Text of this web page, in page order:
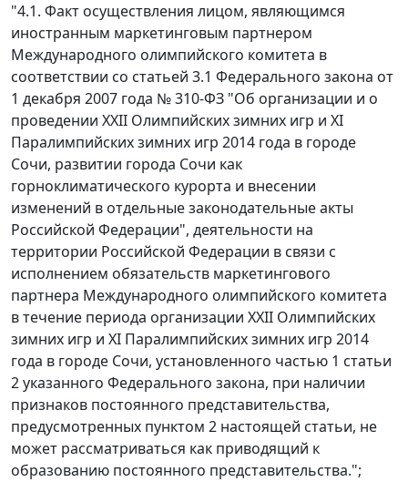
"4.1. Факт осуществления лицом, являющимся
иностранным маркетинговым партнером
Международного олимпийского комитета в
соответствии со статьей 3.1 Федерального закона от
1 декабря 2007 года № 310-ФЗ "Об организации и о
проведении XXII Олимпийских зимних игр и XI
Паралимпийских зимних игр 2014 года в городе
Сочи, развитии города Сочи как
горноклиматического курорта и внесении
изменений в отдельные законодательные акты
Российской Федерации", деятельности на
территории Российской Федерации в связи с
исполнением обязательств маркетингового
партнера Международного олимпийского комитета
в течение периода организации XXII Олимпийских
зимних игр и XI Паралимпийских зимних игр 2014
года в городе Сочи, установленного частью 1 статьи
2 указанного Федерального закона, при наличии
признаков постоянного представительства,
предусмотренных пунктом 2 настоящей статьи, не
может рассматриваться как приводящий к
образованию постоянного представительства.";